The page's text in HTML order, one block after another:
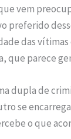
vem
preferido
das vítimas
que parece
dupla de
se
o que